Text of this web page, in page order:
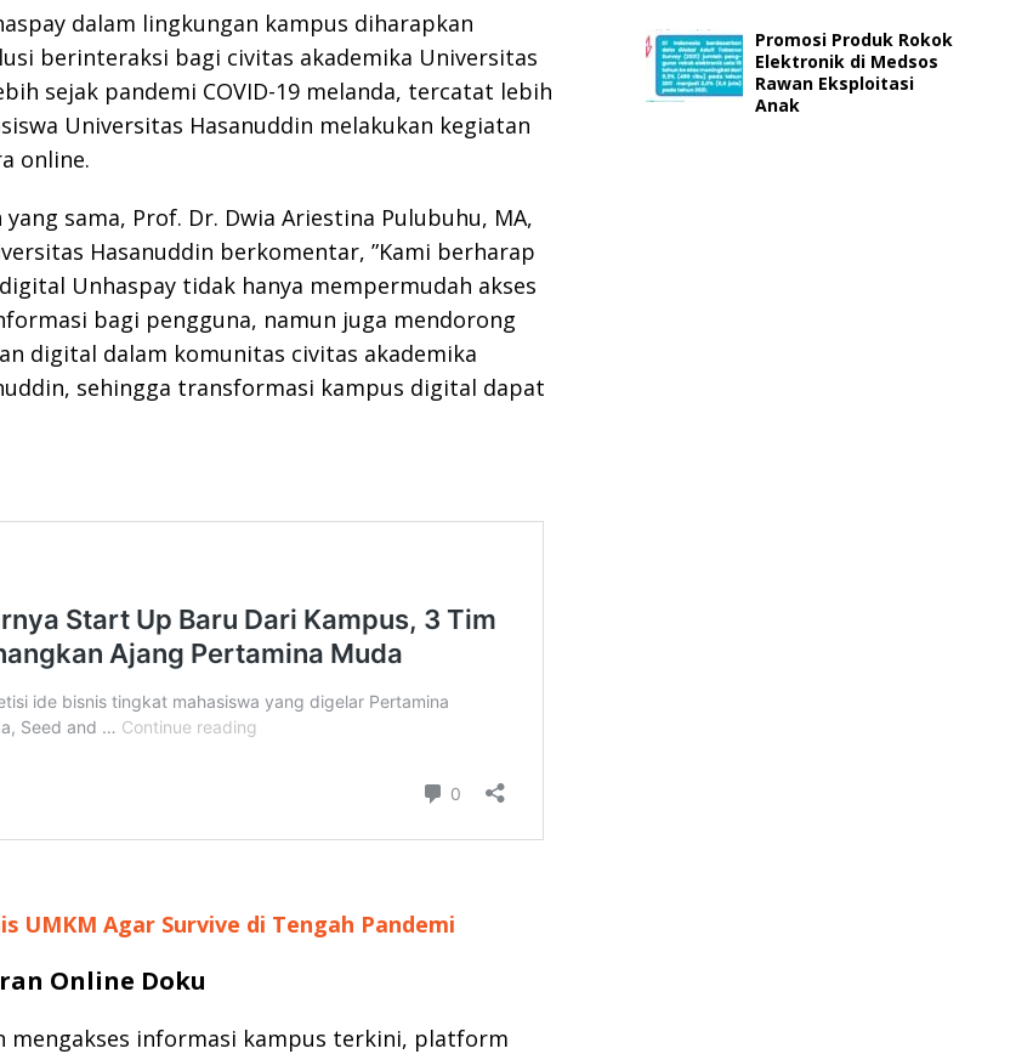
dalam lingkungan kampus diharapkan
berinteraksi bagi civitas akademika Universitas
sejak pandemi COVID-19 melanda, tercatat lebih
Universitas Hasanuddin melakukan kegiatan
online.
yang sama, Prof. Dr. Dwia Ariestina Pulubuhu, MA,
Hasanuddin berkomentar, ”Kami berharap
Unhaspay tidak hanya mempermudah akses
bagi pengguna, namun juga mendorong
digital dalam komunitas civitas akademika
sehingga transformasi kampus digital dapat
UMKM Agar Survive di Tengah Pandemi
Online Doku
mengakses informasi kampus terkini, platform
Promosi Produk Rokok
Elektronik di Medsos
Rawan Eksploitasi
Anak